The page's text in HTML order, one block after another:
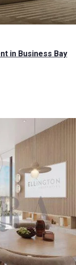
in Business Bay